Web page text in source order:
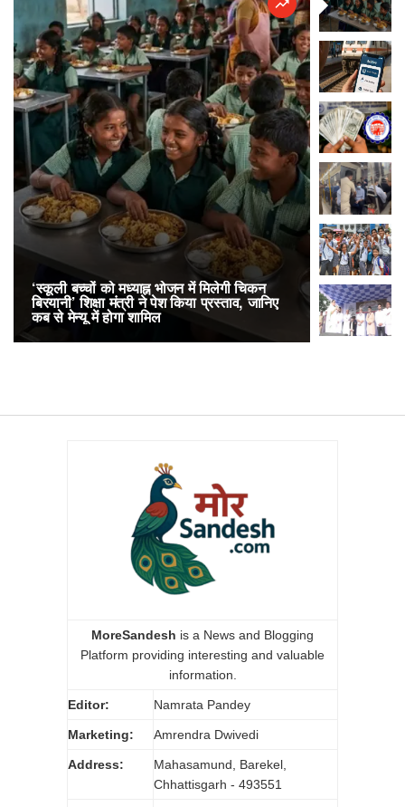
‘स्कूली बच्चों को मध्याह्न भोजन में मिलेगी चिकन
बिरयानी’ शिक्षा मंत्री ने पेश किया प्रस्ताव, जानिए
कब से मेन्यू में होगा शामिल
RailOne
लोकप्रिय,
अनारक्षित
MoreSandesh is a News and Blogging
Platform providing interesting and valuable
information.
Editor: Namrata Pandey
Marketing: Amrendra Dwivedi
Address:
Mahasamund, Barekel,
Chhattisgarh - 493551